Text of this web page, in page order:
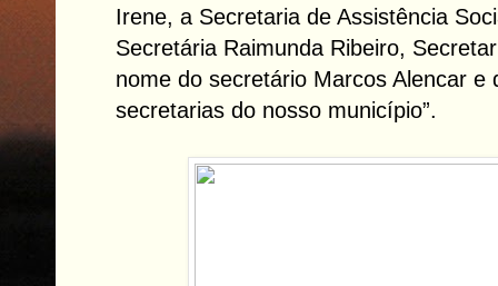
Irene, a Secretaria de Assistência
Secretária Raimunda Ribeiro,
nome do secretário Marcos Alencar e
secretarias do nosso município”.